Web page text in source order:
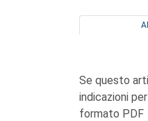
Se questo
indicazioni
formato PDF